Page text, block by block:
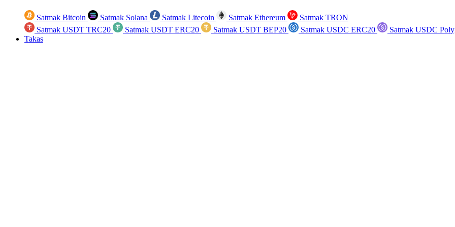
Satmak Bitcoin Satmak Solana Satmak Litecoin Satmak Ethereum
Satmak TRON
Satmak USDT TRC20
Satmak USDT ERC20 Satmak USDT BEP20 Satmak USDC ERC20
Satmak USDC
Takas